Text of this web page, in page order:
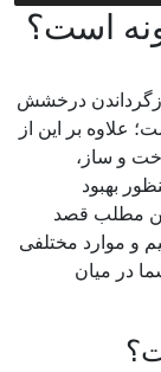
درخشش
این از
قصد
مختلفی